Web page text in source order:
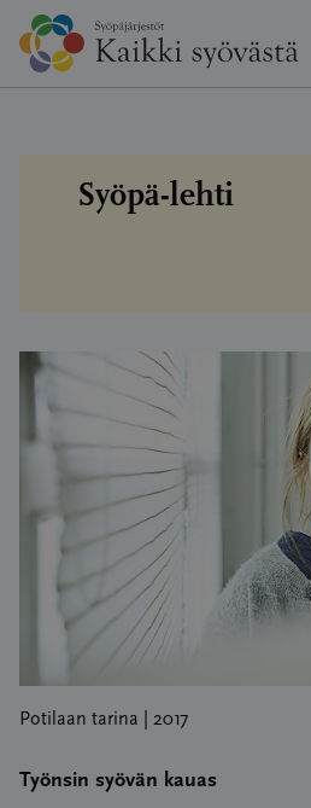
Hyppää
sisältöön
Syöpä-lehti
Potilaan tarina | 2017
Työnsin syövän kauas